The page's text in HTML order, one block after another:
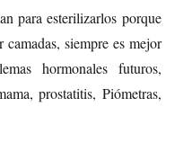
para esterilizarlos porque
camadas, siempre es mejor
hormonales futuros,
prostatitis, Piómetras,